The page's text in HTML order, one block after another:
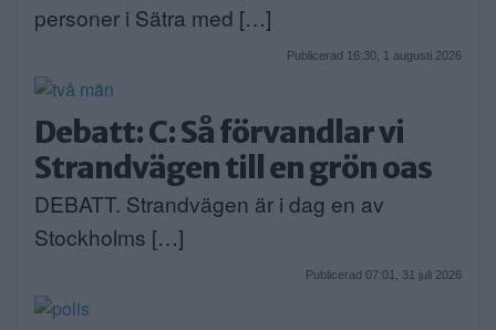
personer i Sätra med […]
Publicerad 16:30, 1 augusti 2026
Debatt: C: Så förvandlar vi
Strandvägen till en grön oas
DEBATT. Strandvägen är i dag en av
Stockholms […]
Publicerad 07:01, 31 juli 2026